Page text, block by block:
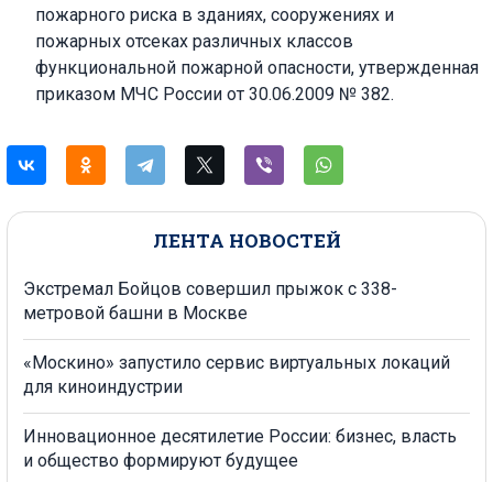
ЛЕНТА НОВОСТЕЙ
Экстремал Бойцов совершил прыжок с 338-
метровой башни в Москве
«Москино» запустило сервис виртуальных локаций
для киноиндустрии
Инновационное десятилетие России: бизнес, власть
и общество формируют будущее
пожарного риска в зданиях, сооружениях и
пожарных отсеках различных классов
функциональной пожарной опасности, утвержденная
приказом МЧС России от 30.06.2009 № 382.